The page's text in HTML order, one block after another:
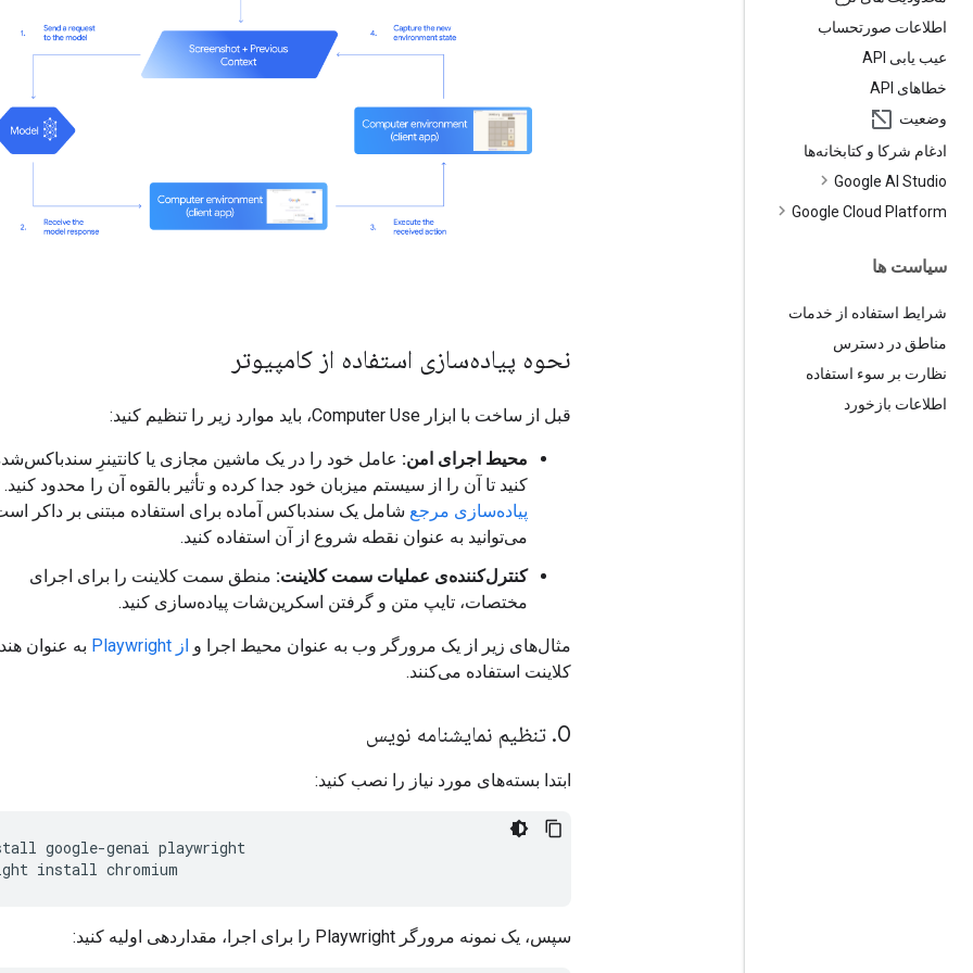
اطلاعات صورتحساب
عیب یابی API
خطاهای API
وضعیت
ادغام شرکا و کتابخانه‌ها
Google AI Studio
Google Cloud Platform
سیاست ها
شرایط استفاده از خدمات
مناطق در دسترس
نظارت بر سوء استفاده
اطلاعات بازخورد
نحوه پیاده‌سازی استفاده از کامپیوتر
قبل از ساخت با ابزار Computer Use، باید موارد زیر را تنظیم کنید:
محیط اجرای امن: عامل خود را در یک ماشین مجازی یا کانتینرِ
کنید تا آن را از سیستم میزبان خود جدا کرده و تأثیر بالقوه آن را محدود کنید.
پیاده‌سازی مرجع شامل یک سندباکس آماده برای استفاده مبتنی بر داکر
می‌توانید به عنوان نقطه شروع از آن استفاده کنید.
کنترل‌کننده‌ی عملیات سمت کلاینت: منطق سمت کلاینت را برای اجرای
مختصات، تایپ متن و گرفتن اسکرین‌شات پیاده‌سازی کنید.
مثال‌های زیر از یک مرورگر وب به عنوان محیط اجرا و از Playwright
به عنوان
کلاینت استفاده می‌کنند.
0
. تنظیم نمایشنامه نویس
ابتدا بسته‌های مورد نیاز را نصب کنید:
google-genai playwright
install
سپس، یک نمونه مرورگر Playwright را برای اجرا، مقداردهی اولیه کنید: